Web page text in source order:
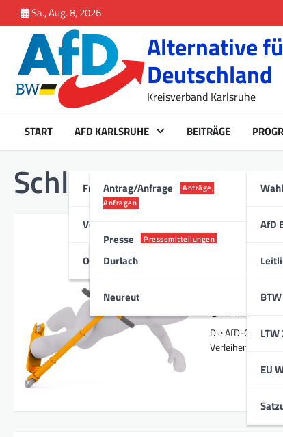
springen
to
content
Sa., Aug. 8, 2026
Alternative
Deutschland
Kreisverband Karlsruhe
START AFD KARLSRUHE
Fraktion Karlsruhe
Antrag/Anfrage
Anträge,
Anfragen
Presse Pressemitteilungen
Vorstand
Ortsverband
Durlach
Neureut
BEITRÄGE
AfD
LTW
EU
Schlagwort:E-
E-
17. Dezember
Die AfD-
Verleiher und